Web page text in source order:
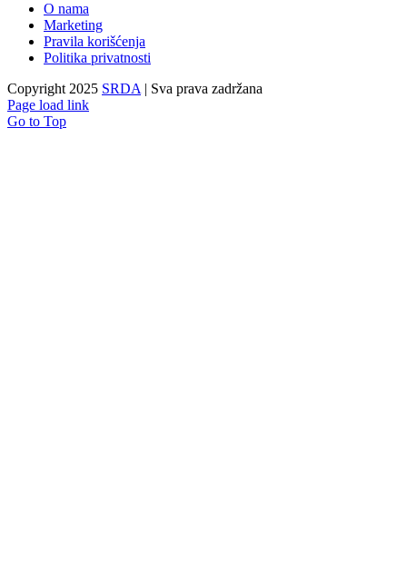
O nama
Marketing
Pravila korišćenja
Politika privatnosti
Copyright 2025 SRDA | Sva prava zadržana
Page load link
Go to Top